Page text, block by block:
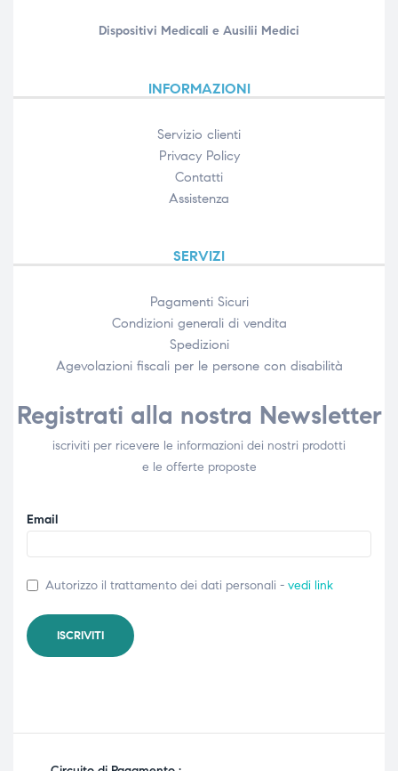
Dispositivi Medicali e Ausilii Medici
INFORMAZIONI
Servizio clienti
Privacy Policy
Contatti
Assistenza
SERVIZI
Pagamenti Sicuri
Condizioni generali di vendita
Spedizioni
Agevolazioni fiscali per le persone con disabilità​
Registrati alla nostra Newsletter
iscriviti per ricevere le informazioni dei nostri prodotti
e le offerte proposte
Email
Autorizzo il trattamento dei dati personali - vedi link